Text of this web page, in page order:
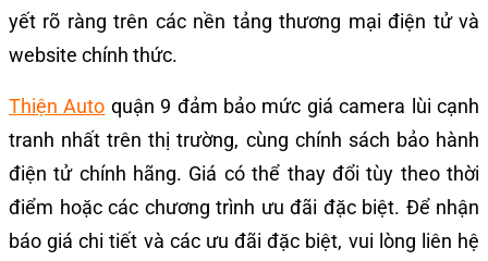
yết rõ ràng trên các nền tảng thương mại điện tử và
website chính thức.
Thiện Auto quận 9 đảm bảo mức giá camera lùi cạnh
tranh nhất trên thị trường, cùng chính sách bảo hành
điện tử chính hãng. Giá có thể thay đổi tùy theo thời
điểm hoặc các chương trình ưu đãi đặc biệt. Để nhận
báo giá chi tiết và các ưu đãi đặc biệt, vui lòng liên hệ